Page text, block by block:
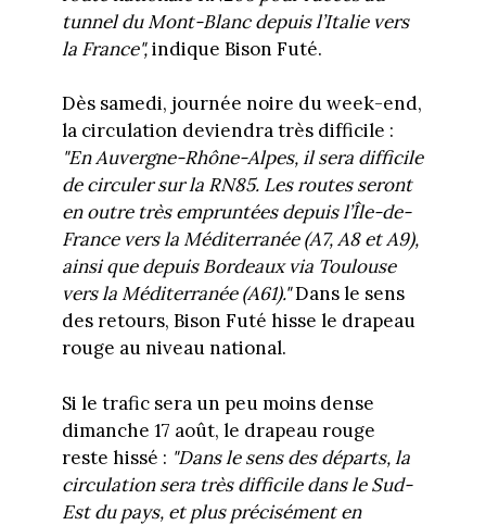
tunnel du Mont-Blanc depuis l’Italie vers
la France",indique Bison Futé.
Dès samedi, journée noire du week-end,
la circulation deviendra très difficile :
"En Auvergne-Rhône-Alpes, il sera difficile
de circuler sur la RN85. Les routes seront
en outre très empruntées depuis l’Île-de-
France vers la Méditerranée (A7, A8 et A9),
ainsi que depuis Bordeaux via Toulouse
vers la Méditerranée (A61)."Dans le sens
des retours, Bison Futé hisse le drapeau
rouge au niveau national.
Si le trafic sera un peu moins dense
dimanche 17 août, le drapeau rouge
reste hissé : "Dans le sens des départs, la
circulation sera très difficile dans le Sud-
Est du pays, et plus précisément en